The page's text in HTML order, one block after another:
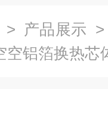
> 产品展示
空铝箔换热芯